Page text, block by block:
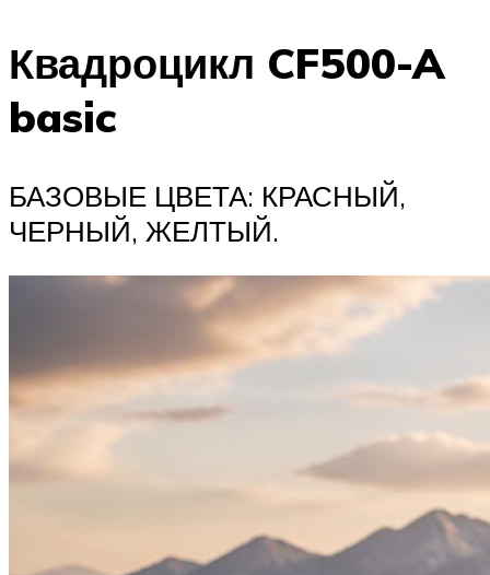
Квадроцикл CF500-A
basic
БАЗОВЫЕ ЦВЕТА: КРАСНЫЙ,
ЧЕРНЫЙ, ЖЕЛТЫЙ.